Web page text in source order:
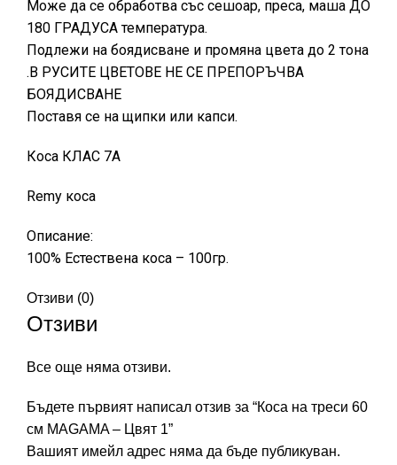
Може да се обработва със сешоар, преса, маша ДО
180 ГРАДУСА температура.
Подлежи на боядисване и промяна цвета до 2 тона
.В РУСИТЕ ЦВЕТОВЕ НЕ СЕ ПРЕПОРЪЧВА
БОЯДИСВАНЕ
Поставя се на щипки или капси.
Коса КЛАС 7А
Remy коса
Описание:
100% Естествена коса – 100гр.
Отзиви (0)
Отзиви
Все още няма отзиви.
Бъдете първият написал отзив за “Коса на треси 60
см MAGAMA – Цвят 1”
Вашият имейл адрес няма да бъде публикуван.